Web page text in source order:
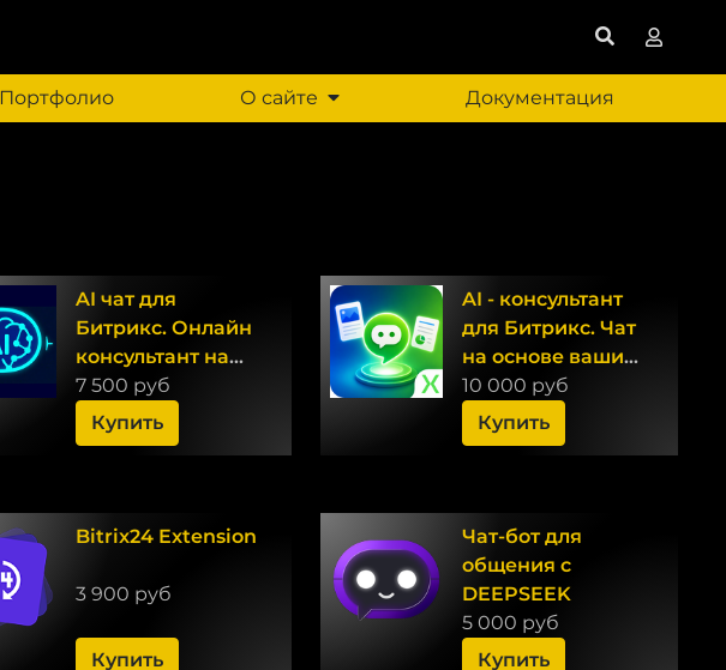
Портфолио О сайте Документация
AI чат для
Битрикс. Онлайн
консультант на
основе нейросети
7 500 руб
Купить
AI - консультант
для Битрикс. Чат
на основе ваших
документов и
нейросети.
10 000 руб
Купить
Bitrix24 Extension
3 900 руб
Купить
Чат-бот для
общения с
DEEPSEEK
5 000 руб
Купить